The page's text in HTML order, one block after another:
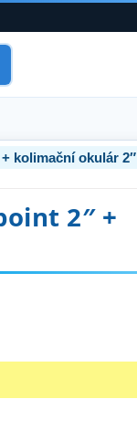
kolimační okulár 2″
2″ +